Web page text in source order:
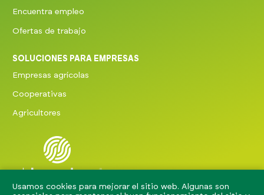
Encuentra empleo
Ofertas de trabajo
SOLUCIONES PARA EMPRESAS
Empresas agrícolas
Cooperativas
Agricultores
Usamos cookies para mejorar el sitio web. Algunas son